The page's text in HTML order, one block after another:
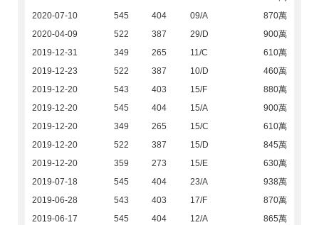
2020-07-10
545 404 09/A
870萬
2020-04-09
522 387 29/D
900萬
2019-12-31
349 265 11/C
610萬
2019-12-23
522 387 10/D
460萬
2019-12-20
543 403 15/F
880萬
2019-12-20
545 404 15/A
900萬
2019-12-20
349 265 15/C
610萬
2019-12-20
522 387 15/D
845萬
2019-12-20
359 273 15/E
630萬
2019-07-18
545 404 23/A
938萬
2019-06-28
543 403 17/F
870萬
2019-06-17
545 404 12/A
865萬